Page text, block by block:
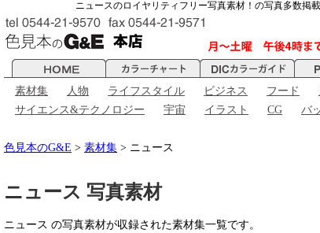
ニュースのロイヤリティフリー写真素材！の写真多数掲
素材集 人物 ライフスタイル ビジネス フード
サイエンス&テクノロジー
宇宙 イラスト CG バ
色見本のG&E > 素材集 > ニュース
ニュース 写真素材
ニュース の写真素材が収録された素材集一覧です。